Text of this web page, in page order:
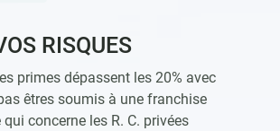
RISQUES
primes dépassent les 20% avec
êtres soumis à une franchise
concerne les R. C. privées